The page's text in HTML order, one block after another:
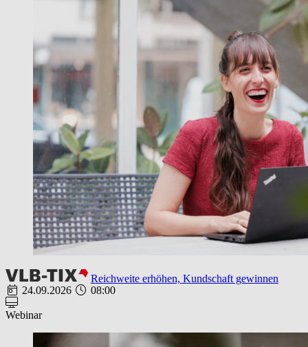
Reichweite erhöhen, Kundschaft gewinnen
24.09.2026
08:00
Webinar